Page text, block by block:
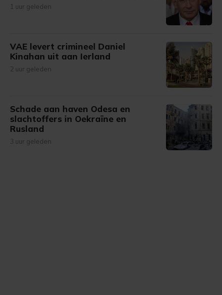
1 uur geleden
VAE levert crimineel Daniel
Kinahan uit aan Ierland
2 uur geleden
Schade aan haven Odesa en
slachtoffers in Oekraïne en
Rusland
3 uur geleden